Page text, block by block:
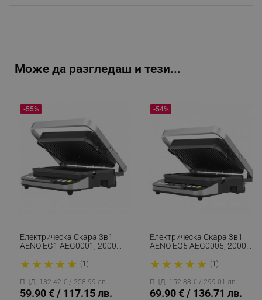
Може да разгледаш и тези...
Електрическа Скара 3в1
AENO EG1 AEG0001, 2000W,
Градусово Разгъване,
Таймер, Незалепващо
Покритие, Инокс
★ ★ ★ ★ ★ (1)
-55%
ПЦД: 132.42 € / 258.99 лв.
59.90 € / 117.15 лв.
Електрическа Скара 3в1
AENO EG5 AEG0005, 2000W,
Автоматични Програми,
180 Градусово Разгъване,
Инокс
★ ★ ★ ★ ★ (1)
-54%
ПЦД: 152.88 € / 299.01 лв.
69.90 € / 136.71 лв.